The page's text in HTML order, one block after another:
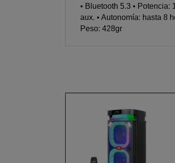
• Bluetooth 5.3 •
aux. • Autonomía: hasta 8
Peso: 428gr